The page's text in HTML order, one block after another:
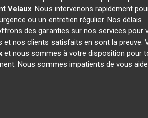
Velaux. Nous intervenons rapidement
ou un entretien régulier. Nos délais
des garanties sur nos services pour
nos clients satisfaits en sont la preuve.
et nous sommes à votre disposition pour
Nous sommes impatients de vous